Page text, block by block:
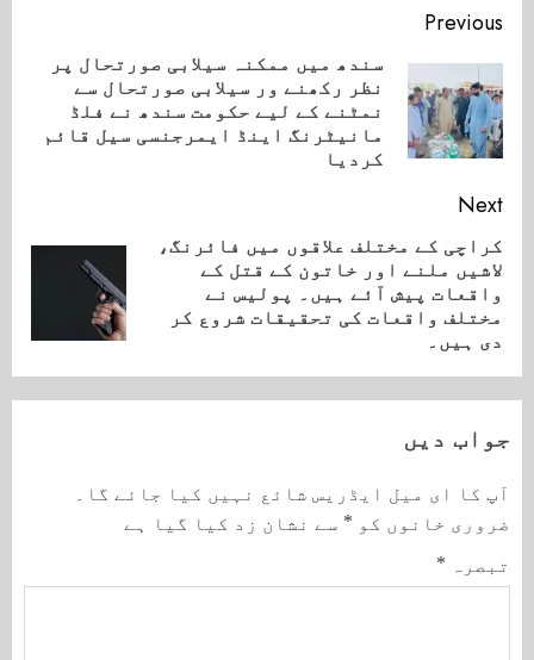
Continue
Reading
Previous
سندھ میں ممکنہ سیلابی صورتحال پر
نظر رکھنے ور سیلابی صورتحال سے
نمٹنے کے لیے حکومت سندھ نے فلڈ
مانیٹرنگ اینڈ ایمرجنسی سیل قائم
کردیا
Next
Next
post:
کراچی کے مختلف علاقوں میں فائرنگ،
لاشیں ملنے اور خاتون کے قتل کے
واقعات پیش آئے ہیں۔ پولیس نے
مختلف واقعات کی تحقیقات شروع کر
دی ہیں۔
جواب دیں
آپ کا ای میل ایڈریس شائع نہیں کیا جائے گا۔
ضروری خانوں کو * سے نشان زد کیا گیا ہے
تبصرہ *